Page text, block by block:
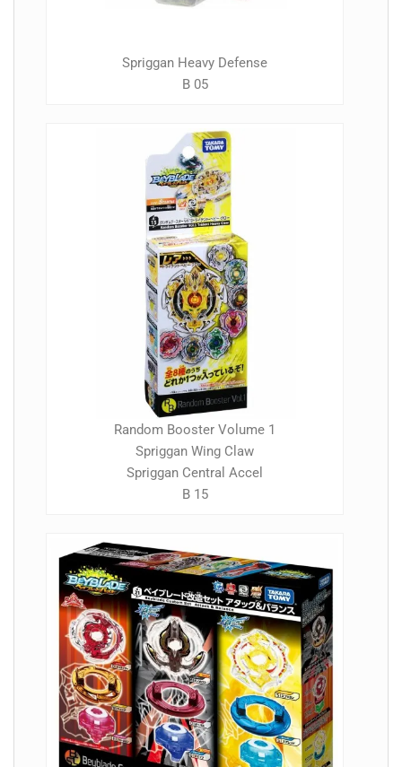
Spriggan Heavy Defense
B 05
Random Booster Volume 1
Spriggan Wing Claw
Spriggan Central Accel
B 15